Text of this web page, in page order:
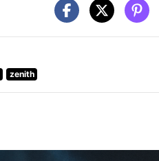
zenith